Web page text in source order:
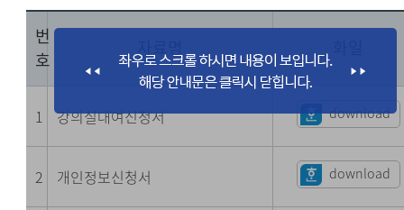
번
호
1 강의실대여신청서 download
2 개인정보신청서 download